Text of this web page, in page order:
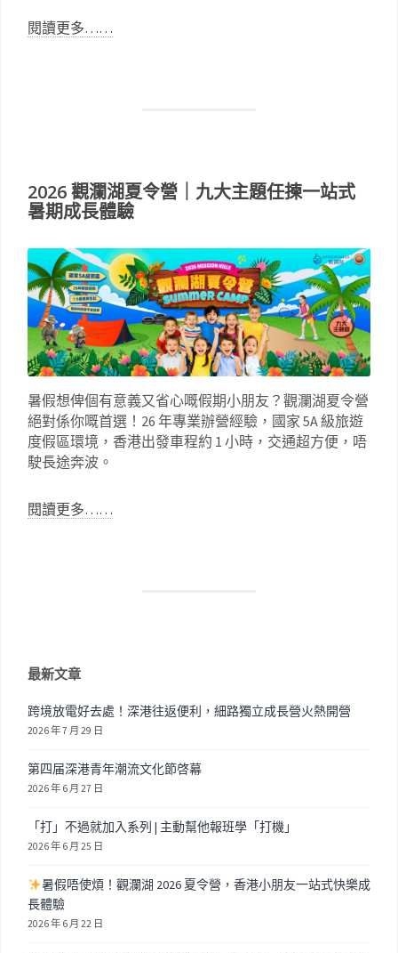
閱讀更多……
2026 觀瀾湖夏令營｜九大主題任揀一站式
暑期成長體驗
暑假想俾個有意義又省心嘅假期小朋友？觀瀾湖夏令營
絕對係你嘅首選！26 年專業辦營經驗，國家 5A 級旅遊
度假區環境，香港出發車程約 1 小時，交通超方便，唔
駛長途奔波。
閱讀更多……
最新文章
跨境放電好去處！深港往返便利，細路獨立成長營火熱開營
2026 年 7 月 29 日
第四届深港青年潮流文化節啓幕
2026 年 6 月 27 日
「打」不過就加入系列 | 主動幫他報班學「打機」
2026 年 6 月 25 日
暑假唔使煩！觀瀾湖 2026 夏令營，香港小朋友一站式快樂成
長體驗
2026 年 6 月 22 日